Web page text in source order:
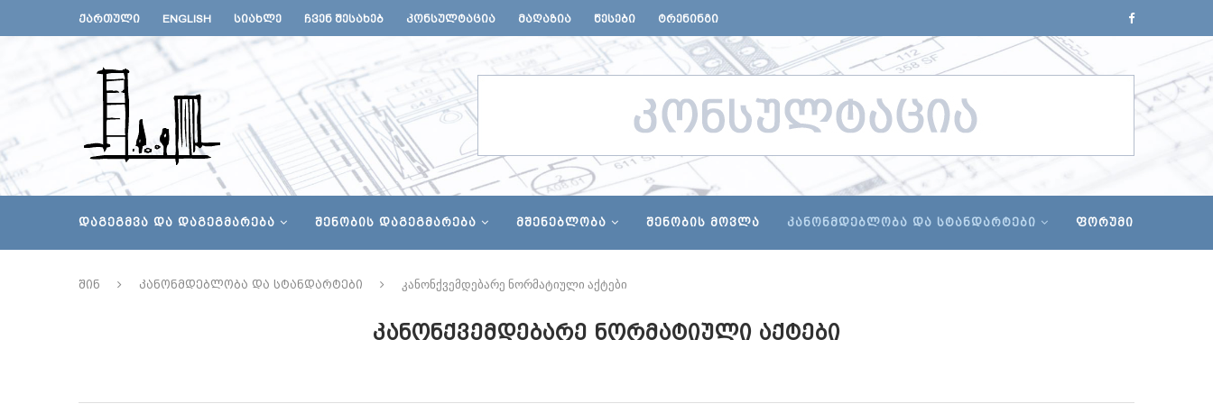
ᲥᲐᲠᲗᲣᲚᲘ ENGLISH ᲡᲘᲐᲮᲚᲔ ᲩᲕᲔᲜ ᲨᲔᲡᲐᲮᲔᲑ ᲙᲝᲜᲡᲣᲚᲢᲐᲪᲘᲐ ᲛᲐᲦᲐᲖᲘᲐ ᲬᲔᲡᲔᲑᲘ ᲢᲠᲔᲜᲘᲜᲒᲘ
ᲓᲐᲒᲔᲒᲛᲕᲐ ᲓᲐ ᲓᲐᲒᲔᲒᲛᲐᲠᲔᲑᲐ ᲨᲔᲜᲝᲑᲘᲡ ᲓᲐᲒᲔᲒᲛᲐᲠᲔᲑᲐ ᲛᲨᲔᲜᲔᲑᲚᲝᲑᲐ ᲨᲔᲜᲝᲑᲘᲡ ᲛᲝᲕᲚᲐ ᲙᲐᲜᲝᲜᲛᲓᲔᲑᲚᲝᲑᲐ ᲓᲐ ᲡᲢᲐᲜᲓᲐᲠᲢᲔᲑᲘ ᲤᲝᲠᲣᲛᲘ
შინ კანონმდებლობა და სტანდარტები კანონქვემდებარე ნორმატიული აქტები
ᲙᲐᲜᲝᲜᲥᲕᲔᲛᲓᲔᲑᲐᲠᲔ ᲜᲝᲠᲛᲐᲢᲘᲣᲚᲘ ᲐᲥᲢᲔᲑᲘ